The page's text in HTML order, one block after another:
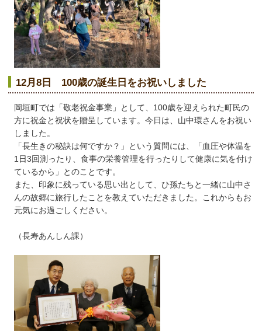
12月8日 100歳の誕生日をお祝いしました
岡垣町では「敬老祝金事業」として、100歳を迎えられた町民の
方に祝金と祝状を贈呈しています。今日は、山中環さんをお祝い
しました。
「長生きの秘訣は何ですか？」という質問には、「血圧や体温を
1日3回測ったり、食事の栄養管理を行ったりして健康に気を付け
ているから」とのことです。
また、印象に残っている思い出として、ひ孫たちと一緒に山中さ
んの故郷に旅行したことを教えていただきました。これからもお
元気にお過ごしください。
（長寿あんしん課）